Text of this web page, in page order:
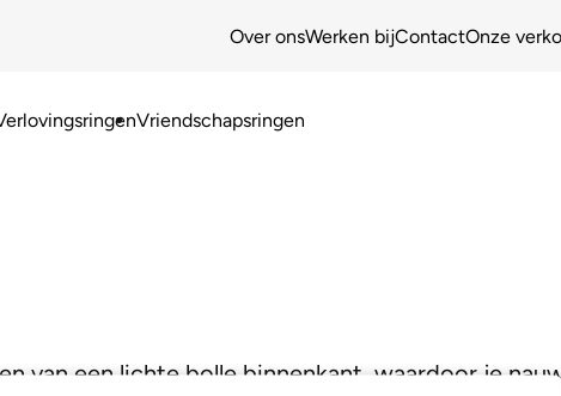
Over onsWerken bijContactOnze
Vriendschapsringen
van een lichte bolle binnenkant, waardoor je